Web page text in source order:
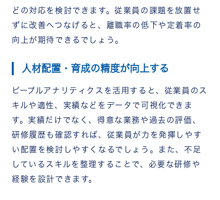
どの対応を検討できます。従業員の課題を放置せ
ずに改善へつなげると、離職率の低下や定着率の
向上が期待できるでしょう。
人材配置・育成の精度が向上する
ピープルアナリティクスを活用すると、従業員のス
キルや適性、実績などをデータで可視化できま
す。 実績だけでなく、得意な業務や過去の評価、
研修履歴も確認すれば、従業員が力を発揮しやす
い配置を検討しやすくなるでしょう。
また、不足
しているスキルを整理することで、必要な研修や
経験を設計できます。